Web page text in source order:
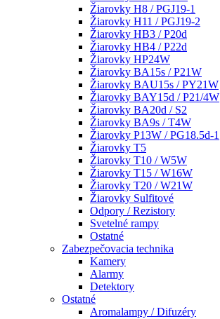
Žiarovky H8 / PGJ19-1
Žiarovky H11 / PGJ19-2
Žiarovky HB3 / P20d
Žiarovky HB4 / P22d
Žiarovky HP24W
Žiarovky BA15s / P21W
Žiarovky BAU15s / PY21W
Žiarovky BAY15d / P21/4W
Žiarovky BA20d / S2
Žiarovky BA9s / T4W
Žiarovky P13W / PG18.5d-1
Žiarovky T5
Žiarovky T10 / W5W
Žiarovky T15 / W16W
Žiarovky T20 / W21W
Žiarovky Sulfitové
Odpory / Rezistory
Svetelné rampy
Ostatné
Zabezpečovacia technika
Kamery
Alarmy
Detektory
Ostatné
Aromalampy / Difuzéry